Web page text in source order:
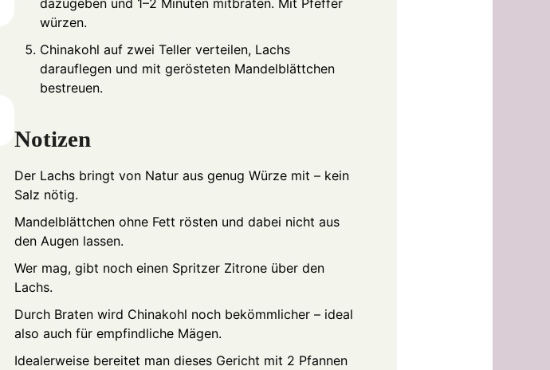
würzen.
Chinakohl auf zwei Teller verteilen, Lachs
darauflegen und mit gerösteten Mandelblättchen
bestreuen.
Notizen
Der Lachs bringt von Natur aus genug Würze mit – kein
Salz nötig.
Mandelblättchen ohne Fett rösten und dabei nicht aus
den Augen lassen.
Wer mag, gibt noch einen Spritzer Zitrone über den
Lachs.
Durch Braten wird Chinakohl noch bekömmlicher – ideal
also auch für empfindliche Mägen.
Idealerweise bereitet man dieses Gericht mit 2 Pfannen